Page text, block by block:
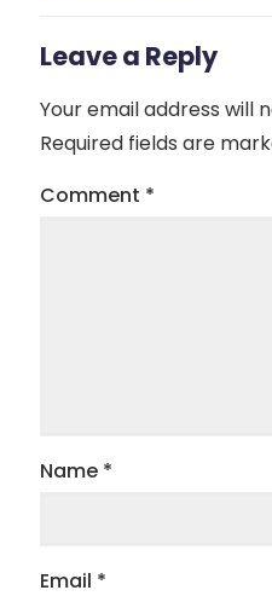
Leave a Reply
Your email address will
Required fields are
Comment *
Name *
Email *